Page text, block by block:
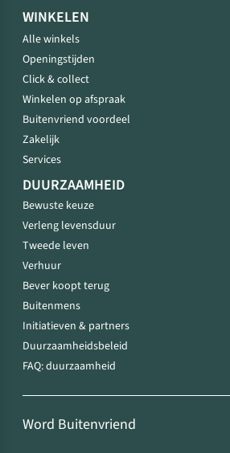
WINKELEN
Alle winkels
Openingstijden
Click & collect
Winkelen op afspraak
Buitenvriend voordeel
Zakelijk
Services
DUURZAAMHEID
Bewuste keuze
Verleng levensduur
Tweede leven
Verhuur
Bever koopt terug
Buitenmens
Initiatieven & partners
Duurzaamheidsbeleid
FAQ: duurzaamheid
Word Buitenvriend